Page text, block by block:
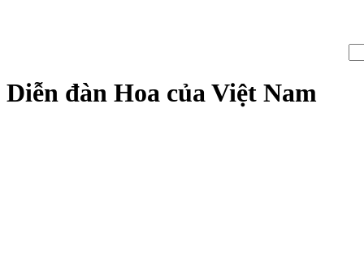
Diễn đàn Hoa của Việt Nam